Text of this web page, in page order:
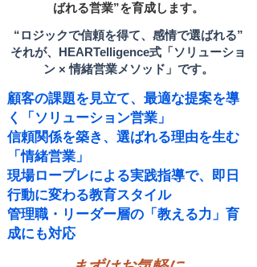
ばれる営業”を育成します。
“ロジックで信頼を得て、感情で選ばれる”
それが、HEARTelligence式「ソリューショ
ン × 情緒営業メソッド」です。
顧客の課題を見立て、最適な提案を導
く「ソリューション営業」
信頼関係を築き、選ばれる理由を生む
「情緒営業」
現場ロープレによる実践指導で、即日
行動に変わる教育スタイル
管理職・リーダー層の「教える力」育
成にも対応